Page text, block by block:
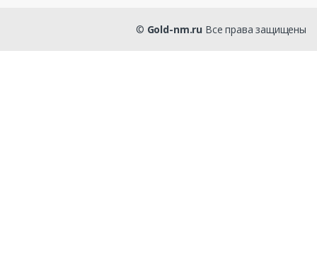
© Gold-nm.ru Все права защищены